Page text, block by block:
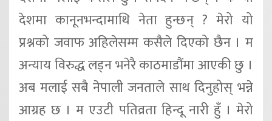
देशमा कानूनभन्दामाथि नेता हुन्छन् ? मेरो यो
प्रश्नको जवाफ अहिलेसम्म कसैले दिएको छैन । म
अन्याय विरुद्ध लड्न भनेरै काठमाडौंमा आएकी छु ।
अब मलाई सबै नेपाली जनताले साथ दिनुहोस् भन्ने
आग्रह छ । म एउटी पतिव्रता हिन्दू नारी हुँ । मेरो